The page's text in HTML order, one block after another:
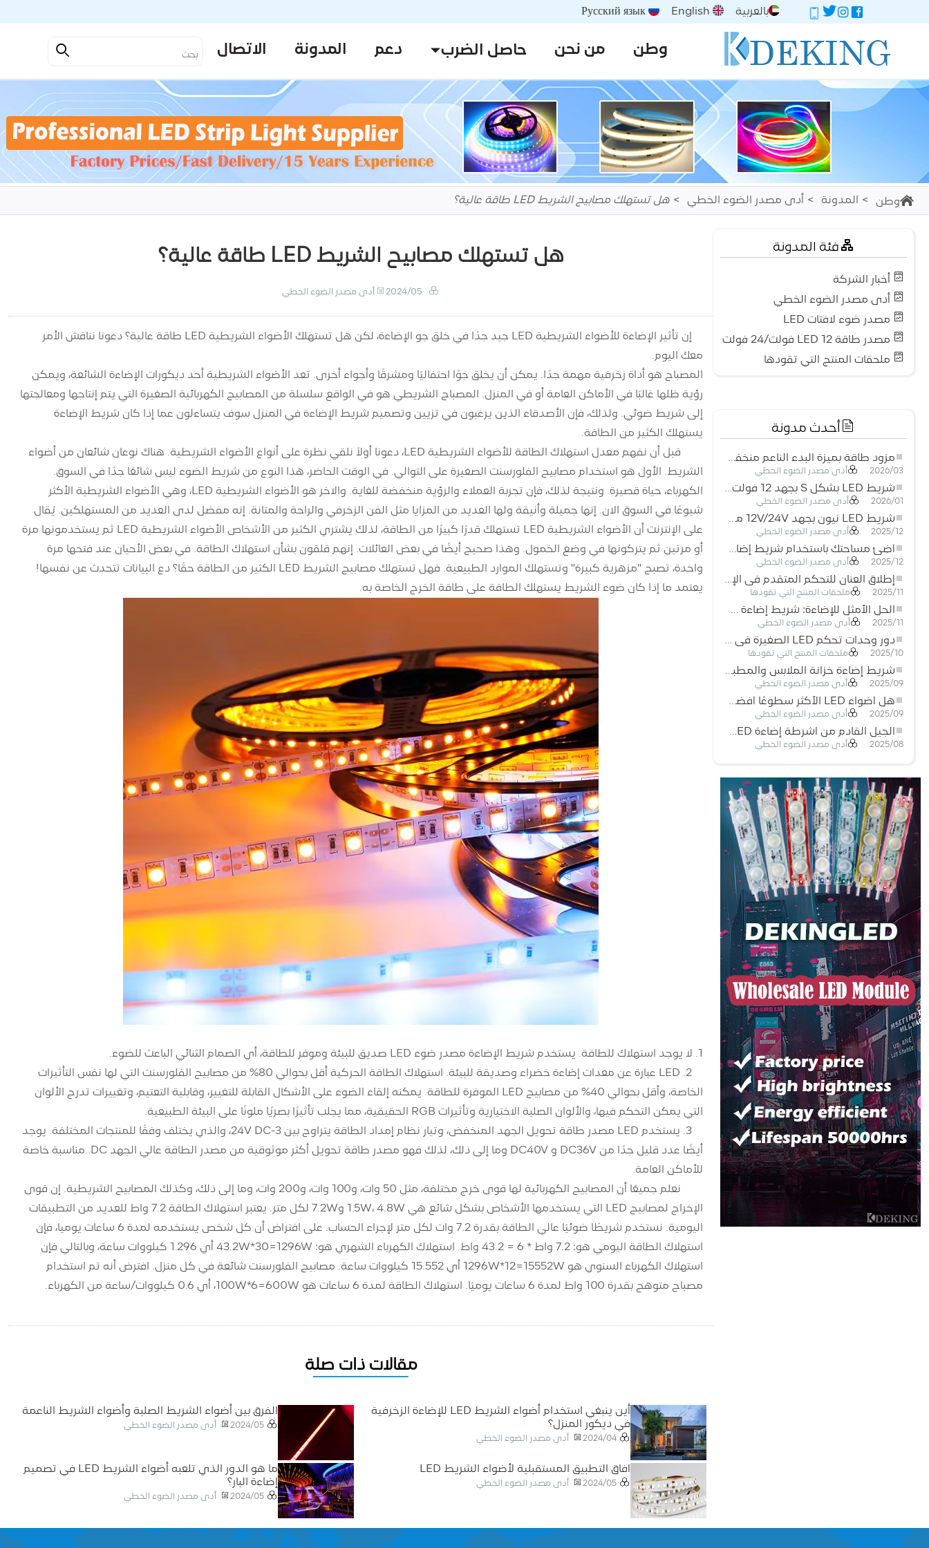
بالعربية English
Русский язык
وطن من نحن حاصل الضرب دعم المدونة الاتصال
وطن المدونة أدى مصدر الضوء الخطي هل تستهلك مصابيح الشريط LED طاقة عالية؟
فئة المدونة
أخبار الشركة
أدى مصدر الضوء الخطي
مصدر ضوء لافتات LED
مصدر طاقة LED 12 فولت/24 فولت
ملحقات المنتج التي تقودها
أحدث مدونة
مزود طاقة بميزة البدء الناعم منخفض الجهد لأنظمة إضاءة LED
2026/03 أدى مصدر الضوء الخطي
شريط LED بشكل S بجهد 12 فولت: حل إضاءة مرن وفعال للتصميمات الحديثة
2026/01 أدى مصدر الضوء الخطي
شريط LED نيون بجهد 12V/24V مع إمكانية القص كل 3 مصابيح: حل إضاءة نيون عصري لكل المساحات
2025/12 أدى مصدر الضوء الخطي
أضِئ مساحتك باستخدام شريط إضاءة LED نيون مرن منخفض الجهد
2025/12 أدى مصدر الضوء الخطي
إطلاق العنان للتحكم المتقدم في الإضاءة: المزايا الرئيسية لجهاز التحكم RGBW 5–24 فولت
2025/11 ملحقات المنتج التي تقودها
الحل الأمثل للإضاءة: شريط إضاءة LED مرن عالي الكثافة COB FOB للإضاءة الحديثة
2025/11 أدى مصدر الضوء الخطي
دور وحدات تحكم LED الصغيرة في مشاريع إضاءة شريط LED
2025/10 ملحقات المنتج التي تقودها
شريط إضاءة خزانة الملابس والمطبخ: شريط COB LED اللمسي الذي يعيد تعريف الإضاءة المنزلية والتجارية
2025/09 أدى مصدر الضوء الخطي
هل أضواء LED الأكثر سطوعًا أفضل؟
2025/09 أدى مصدر الضوء الخطي
الجيل القادم من أشرطة إضاءة LED: قابلة للقطع بحرية لإمكانيات غير محدودة
2025/08 أدى مصدر الضوء الخطي
هل تستهلك مصابيح الشريط LED طاقة عالية؟
2024/05 أدى مصدر الضوء الخطي
إن تأثير الإضاءة للأضواء الشريطية LED جيد جدًا في خلق جو الإضاءة، لكن هل تستهلك الأضواء الشريطية LED طاقة عالية؟ دعونا نناقش الأمر
معك اليوم.
المصباح هو أداة زخرفية مهمة جدًا. يمكن أن يخلق جوًا احتفاليًا ومشرقًا وأجواء أخرى. تعد الأضواء الشريطية أحد ديكورات الإضاءة الشائعة، ويمكن
رؤية ظلها غالبًا في الأماكن العامة أو في المنزل. المصباح الشريطي هو في الواقع سلسلة من المصابيح الكهربائية الصغيرة التي يتم إنتاجها ومعالجتها
إلى شريط ضوئي. ولذلك، فإن الأصدقاء الذين يرغبون في تزيين وتصميم شريط الإضاءة في المنزل سوف يتساءلون عما إذا كان شريط الإضاءة
يستهلك الكثير من الطاقة.
قبل أن نفهم معدل استهلاك الطاقة للأضواء الشريطية LED، دعونا أولاً نلقي نظرة على أنواع الأضواء الشريطية. هناك نوعان شائعان من أضواء
الشريط. الأول هو استخدام مصابيح الفلورسنت الصغيرة على التوالي. في الوقت الحاضر، هذا النوع من شريط الضوء ليس شائعًا جدًا في السوق.
الكهرباء، حياة قصيرة. ونتيجة لذلك، فإن تجربة العملاء والرؤية منخفضة للغاية. والآخر هو الأضواء الشريطية LED، وهي الأضواء الشريطية الأكثر
شيوعًا في السوق الآن. إنها جميلة وأنيقة ولها العديد من المزايا مثل الفن الزخرفي والراحة والمتانة. إنه مفضل لدى العديد من المستهلكين. يُقال
على الإنترنت أن الأضواء الشريطية LED تستهلك قدرًا كبيرًا من الطاقة، لذلك يشتري الكثير من الأشخاص الأضواء الشريطية LED ثم يستخدمونها مرة
أو مرتين ثم يتركونها في وضع الخمول. وهذا صحيح أيضًا في بعض العائلات. إنهم قلقون بشأن استهلاك الطاقة. في بعض الأحيان عند فتحها مرة
واحدة، تصبح "مزهرية كبيرة" وتستهلك الموارد الطبيعية. فهل تستهلك مصابيح الشريط LED الكثير من الطاقة حقًا؟ دع البيانات تتحدث عن نفسها!
يعتمد ما إذا كان ضوء الشريط يستهلك الطاقة على طاقة الخرج الخاصة به.
2. LED عبارة عن معدات إضاءة خضراء وصديقة للبيئة. استهلاك الطاقة الحركية أقل بحوالي 80% من مصابيح الفلورسنت التي لها نفس التأثيرات
الخاصة، وأقل بحوالي 40% من مصابيح LED الموفرة للطاقة. يمكنه إلقاء الضوء على الأشكال القابلة للتغيير، وقابلية التعتيم، وتغييرات تدرج الألوان
التي يمكن التحكم فيها، والألوان الصلبة الاختيارية وتأثيرات RGB الحقيقية، مما يجلب تأثيرًا بصريًا ملونًا على البيئة الطبيعية.
3. يستخدم LED مصدر طاقة تحويل الجهد المنخفض، وتيار نظام إمداد الطاقة يتراوح بين 3-24V DC، والذي يختلف وفقًا للمنتجات المختلفة. يوجد
أيضًا عدد قليل جدًا من DC36V و DC40V وما إلى ذلك، لذلك فهو مصدر طاقة تحويل أكثر موثوقية من مصدر الطاقة عالي الجهد DC. مناسبة خاصة
للأماكن العامة.
نعلم جميعًا أن المصابيح الكهربائية لها قوى خرج مختلفة، مثل 50 وات، و100 وات، و200 وات، وما إلى ذلك، وكذلك المصابيح الشريطية. إن قوى
الإخراج لمصابيح LED التي يستخدمها الأشخاص بشكل شائع هي 1.5W، 4.8W و7.2W لكل متر. يعتبر استهلاك الطاقة 7.2 واط للعديد من التطبيقات
اليومية. نستخدم شريطًا ضوئيًا عالي الطاقة بقدرة 7.2 وات لكل متر لإجراء الحساب. على افتراض أن كل شخص يستخدمه لمدة 6 ساعات يوميا، فإن
استهلاك الطاقة اليومي هو: 7.2 واط * 6 = 43.2 واط. استهلاك الكهرباء الشهري هو: 43.2W*30=1296W أي 1.296 كيلووات ساعة، وبالتالي فإن
استهلاك الكهرباء السنوي هو 1296W*12=15552W أي 15.552 كيلووات ساعة. مصابيح الفلورسنت شائعة في كل منزل. افترض أنه تم استخدام
مصباح متوهج بقدرة 100 واط لمدة 6 ساعات يوميًا. استهلاك الطاقة لمدة 6 ساعات هو 100W*6=600W، أي 0.6 كيلووات/ساعة من الكهرباء.
مقالات ذات صلة
أين ينبغي استخدام أضواء الشريط LED للإضاءة الزخرفية
في ديكور المنزل؟
2024/04 أدى مصدر الضوء الخطي
الفرق بين أضواء الشريط الصلبة وأضواء الشريط الناعمة
2024/05 أدى مصدر الضوء الخطي
آفاق التطبيق المستقبلية لأضواء الشريط LED
2024/05 أدى مصدر الضوء الخطي
ما هو الدور الذي تلعبه أضواء الشريط LED في تصميم
إضاءة البار؟
2024/05 أدى مصدر الضوء الخطي